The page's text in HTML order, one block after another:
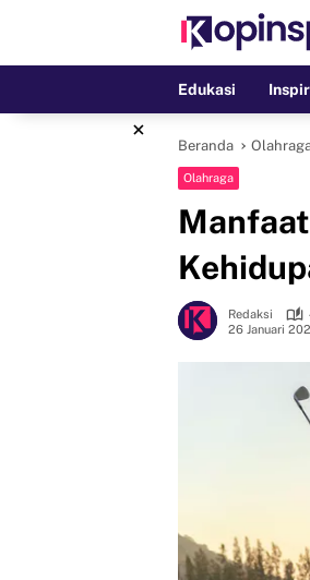
Edukasi
×
Beranda
Olahraga
Redaksi
26 Januari